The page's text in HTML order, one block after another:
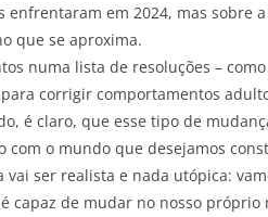
enfrentaram em 2024, mas sobre
que se aproxima.
numa lista de resoluções –
corrigir comportamentos
é claro, que esse tipo de
com o mundo que desejamos
vai ser realista e nada utópica:
capaz de mudar no nosso próprio